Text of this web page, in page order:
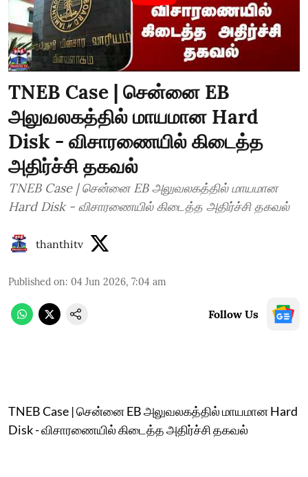
TNEB Case | சென்னை EB
அலுவலகத்தில் மாயமான Hard
Disk - விசாரணையில் கிடைத்த
அதிர்ச்சி தகவல்
TNEB Case | சென்னை EB அலுவலகத்தில் மாயமான
Hard Disk - விசாரணையில் கிடைத்த அதிர்ச்சி தகவல்
thanthitv
Published on: 04 Jun 2026, 7:04 am
Follow Us
TNEB Case | சென்னை EB அலுவலகத்தில் மாயமான Hard
Disk - விசாரணையில் கிடைத்த அதிர்ச்சி தகவல்